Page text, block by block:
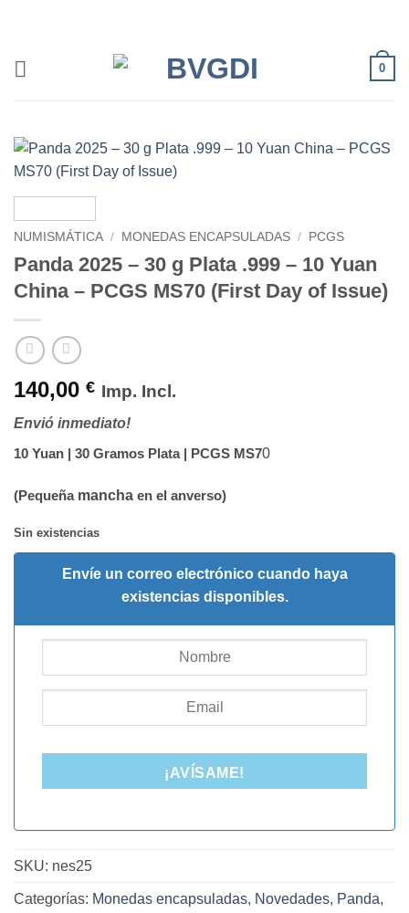
0
NUMISMÁTICA / MONEDAS ENCAPSULADAS / PCGS
Panda 2025 – 30 g Plata .999 – 10 Yuan
China – PCGS MS70 (First Day of Issue)
140,00 € Imp. Incl.
Envió inmediato!
10 Yuan | 30 Gramos Plata | PCGS MS70
(Pequeña mancha en el anverso)
Sin existencias
Envíe un correo electrónico cuando haya
existencias disponibles.
¡AVÍSAME!
SKU: nes25
Categorías: Monedas encapsuladas, Novedades, Panda,